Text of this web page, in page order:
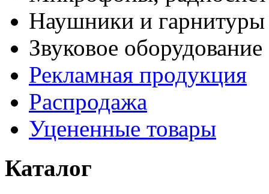
Наушники и гарнитуры
Звуковое оборудование
Рекламная продукция
Распродажа
Уцененные товары
Каталог